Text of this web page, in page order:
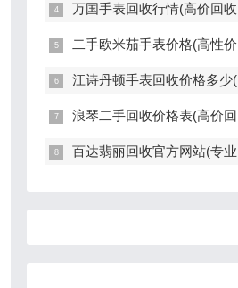
万国手表回收行情(高价回收指南)
二手欧米茄手表价格(高性价比的二手欧米茄手表推荐)
江诗丹顿手表回收价格多少(高价回收指南)
浪琴二手回收价格表(高价回收，快速评估，全面解读)
百达翡丽回收官方网站(专业回收服务，高价回收，轻松变现)